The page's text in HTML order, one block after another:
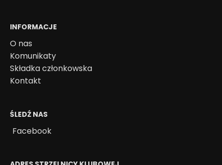
INFORMACJE
O nas
Komunikaty
Składka członkowska
Kontakt
ŚLEDŹ NAS
Facebook